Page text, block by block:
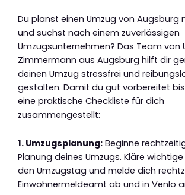
Du planst einen Umzug von Augsburg
und suchst nach einem zuverlässigen
Umzugsunternehmen? Das Team von
Zimmermann aus Augsburg hilft dir
deinen Umzug stressfrei und
gestalten. Damit du gut vorbereitet
eine praktische Checkliste für dich
zusammengestellt:
1. Umzugsplanung: Beginne
Planung deines Umzugs. Kläre
den Umzugstag und melde dich
Einwohnermeldeamt ab und in Venlo